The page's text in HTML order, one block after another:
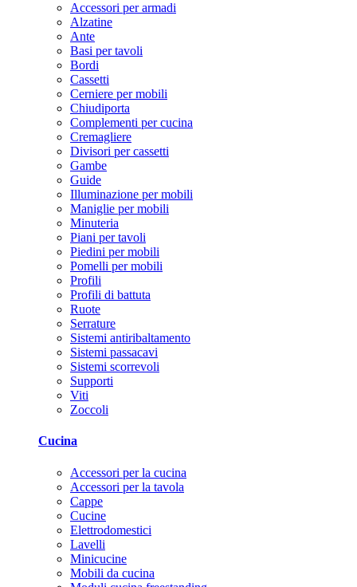
Accessori per armadi
Alzatine
Ante
Basi per tavoli
Bordi
Cassetti
Cerniere per mobili
Chiudiporta
Complementi per cucina
Cremagliere
Divisori per cassetti
Gambe
Guide
Illuminazione per mobili
Maniglie per mobili
Minuteria
Piani per tavoli
Piedini per mobili
Pomelli per mobili
Profili
Profili di battuta
Ruote
Serrature
Sistemi antiribaltamento
Sistemi passacavi
Sistemi scorrevoli
Supporti
Viti
Zoccoli
Cucina
Accessori per la cucina
Accessori per la tavola
Cappe
Cucine
Elettrodomestici
Lavelli
Minicucine
Mobili da cucina